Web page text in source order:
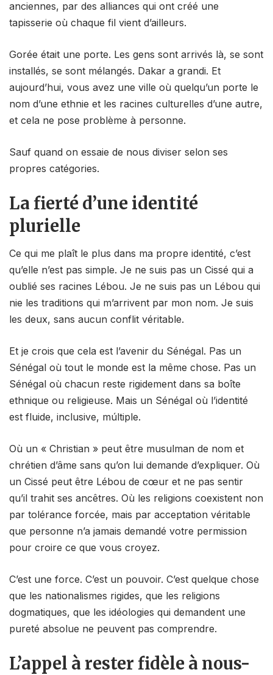
anciennes, par des alliances qui ont créé une
tapisserie où chaque fil vient d’ailleurs.
Gorée était une porte. Les gens sont arrivés là, se sont
installés, se sont mélangés. Dakar a grandi. Et
aujourd’hui, vous avez une ville où quelqu’un porte le
nom d’une ethnie et les racines culturelles d’une autre,
et cela ne pose problème à personne.
Sauf quand on essaie de nous diviser selon ses
propres catégories.
La fierté d’une identité
plurielle
Ce qui me plaît le plus dans ma propre identité, c’est
qu’elle n’est pas simple. Je ne suis pas un Cissé qui a
oublié ses racines Lébou. Je ne suis pas un Lébou qui
nie les traditions qui m’arrivent par mon nom. Je suis
les deux, sans aucun conflit véritable.
Et je crois que cela est l’avenir du Sénégal. Pas un
Sénégal où tout le monde est la même chose. Pas un
Sénégal où chacun reste rigidement dans sa boîte
ethnique ou religieuse. Mais un Sénégal où l’identité
est fluide, inclusive, múltiple.
Où un « Christian » peut être musulman de nom et
chrétien d’âme sans qu’on lui demande d’expliquer. Où
un Cissé peut être Lébou de cœur et ne pas sentir
qu’il trahit ses ancêtres. Où les religions coexistent non
par tolérance forcée, mais par acceptation véritable
que personne n’a jamais demandé votre permission
pour croire ce que vous croyez.
C’est une force. C’est un pouvoir. C’est quelque chose
que les nationalismes rigides, que les religions
dogmatiques, que les idéologies qui demandent une
pureté absolue ne peuvent pas comprendre.
L’appel à rester fidèle à nous-